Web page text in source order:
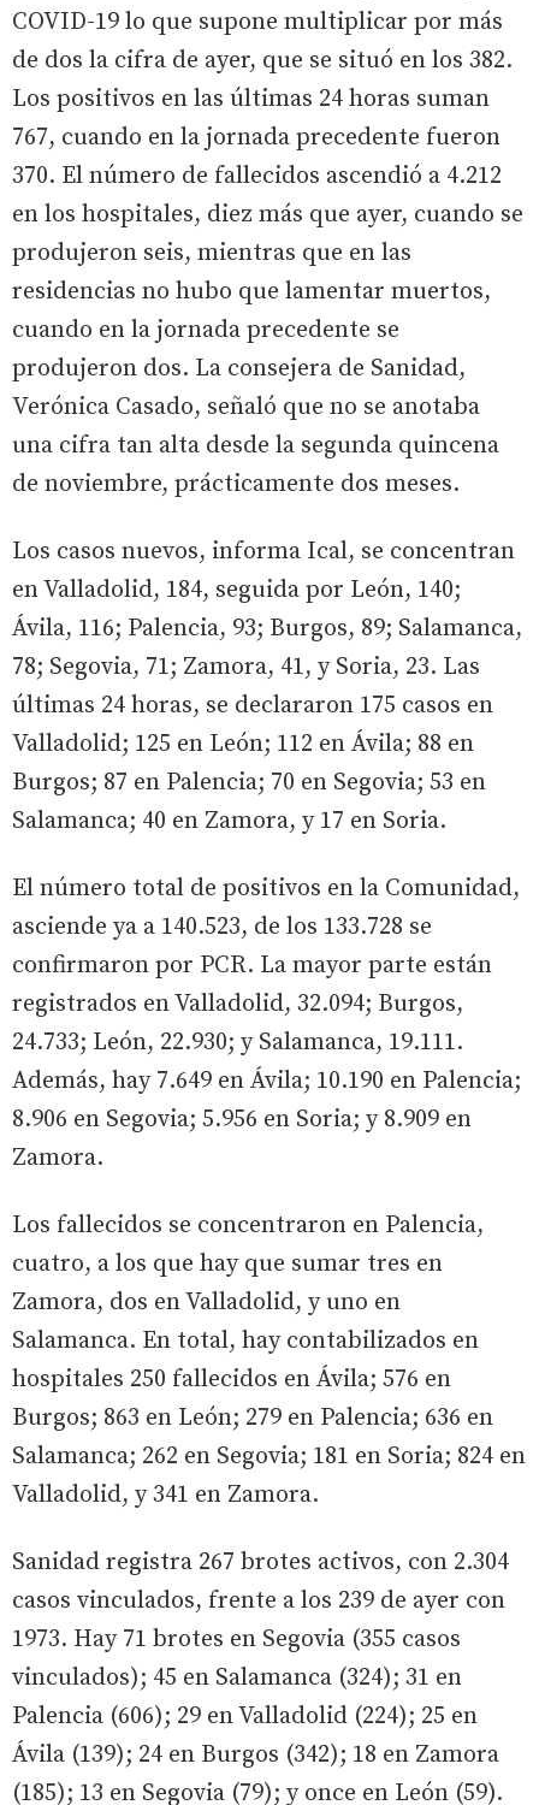
COVID-19 lo que supone multiplicar por más
de dos la cifra de ayer, que se situó en los 382.
Los positivos en las últimas 24 horas suman
767, cuando en la jornada precedente fueron
370. El número de fallecidos ascendió a 4.212
en los hospitales, diez más que ayer, cuando se
produjeron seis, mientras que en las
residencias no hubo que lamentar muertos,
cuando en la jornada precedente se
produjeron dos. La consejera de Sanidad,
Verónica Casado, señaló que no se anotaba
una cifra tan alta desde la segunda quincena
de noviembre, prácticamente dos meses.
Los casos nuevos, informa Ical, se concentran
en Valladolid, 184, seguida por León, 140;
Ávila, 116; Palencia, 93; Burgos, 89; Salamanca,
78; Segovia, 71; Zamora, 41, y Soria, 23. Las
últimas 24 horas, se declararon 175 casos en
Valladolid; 125 en León; 112 en Ávila; 88 en
Burgos; 87 en Palencia; 70 en Segovia; 53 en
Salamanca; 40 en Zamora, y 17 en Soria.
El número total de positivos en la Comunidad,
asciende ya a 140.523, de los 133.728 se
confirmaron por PCR. La mayor parte están
registrados en Valladolid, 32.094; Burgos,
24.733; León, 22.930; y Salamanca, 19.111.
Además, hay 7.649 en Ávila; 10.190 en Palencia;
8.906 en Segovia; 5.956 en Soria; y 8.909 en
Zamora.
Los fallecidos se concentraron en Palencia,
cuatro, a los que hay que sumar tres en
Zamora, dos en Valladolid, y uno en
Salamanca. En total, hay contabilizados en
hospitales 250 fallecidos en Ávila; 576 en
Burgos; 863 en León; 279 en Palencia; 636 en
Salamanca; 262 en Segovia; 181 en Soria; 824 en
Valladolid, y 341 en Zamora.
Sanidad registra 267 brotes activos, con 2.304
casos vinculados, frente a los 239 de ayer con
1973. Hay 71 brotes en Segovia (355 casos
vinculados); 45 en Salamanca (324); 31 en
Palencia (606); 29 en Valladolid (224); 25 en
Ávila (139); 24 en Burgos (342); 18 en Zamora
(185); 13 en Segovia (79); y once en León (59).